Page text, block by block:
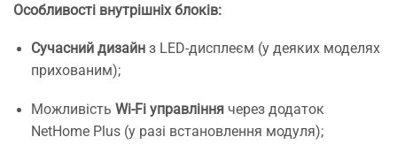
Особливості внутрішніх блоків:
Сучасний дизайн з LED-дисплеєм (у деяких моделях
прихованим);
Можливість Wi-Fi управління через додаток
NetHome Plus (у разі встановлення модуля);